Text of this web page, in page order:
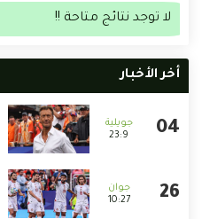
لا توجد نتائج متاحة !!
أخر الأخبار
23:9
10:27